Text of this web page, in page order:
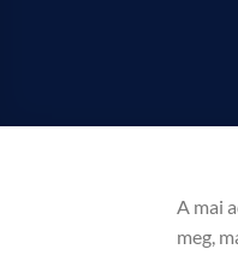
A mai
meg,